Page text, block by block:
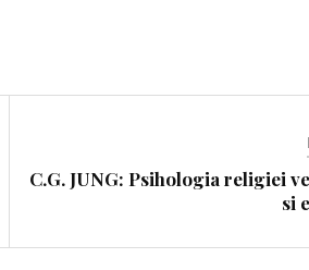
C.G. JUNG: Psihologia religiei
si